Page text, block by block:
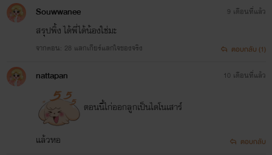
Souwwanee
สรุปพิ้ง ได้พี่ได้น้องใช่มะ
จากตอน: 28 แลกเกียร์แลกใจของจริง
9 เดือนที่แล้ว
ตอบกลับ (1)
nattapan
ตอนนี้ไก่ออกลูกเป็นไดโนเสาร์
แล้วหอ
10 เดือนที่แล้ว
ตอบกลับ